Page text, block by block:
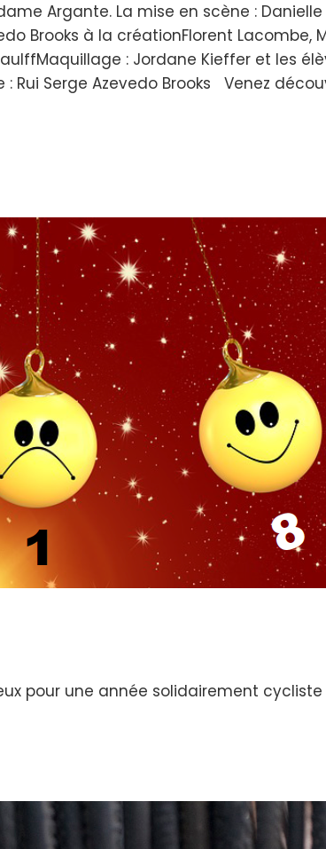
Argante. La mise en scène :
Brooks à la créationFlorent Lacombe,
: Jordane Kieffer et les
Serge Azevedo Brooks Venez
pour une année solidairement